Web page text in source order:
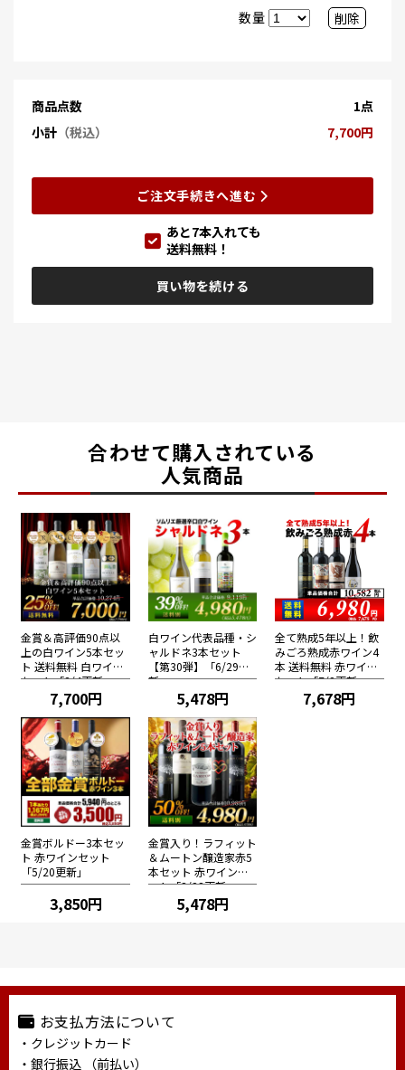
数量
削除
商品点数
1点
小計 （税込） 7,700円
ご注文手続きへ進む
あと7本入れても
送料無料！
買い物を続ける
合わせて購入されている
人気商品
金賞＆高評価90点以
上の白ワイン5本セッ
ト 送料無料 白ワイン
セット「8/4更新」
7,700円
白ワイン代表品種・シ
ャルドネ3本セット
【第30弾】「6/29更
新」
5,478円
全て熟成5年以上！飲
みごろ熟成赤ワイン4
本 送料無料 赤ワイン
セット「7/2更新」
7,678円
金賞ボルドー3本セッ
ト 赤ワインセット
「5/20更新」
3,850円
金賞入り！ラフィット
＆ムートン醸造家赤5
本セット 赤ワインセ
ット「3/23更新」
5,478円
お支払方法について
・クレジットカード
・銀行振込 （前払い）